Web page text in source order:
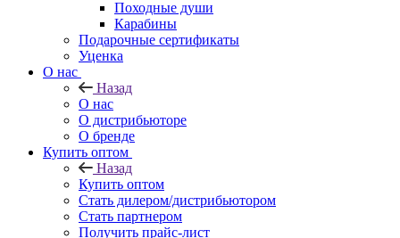
Походные души
Карабины
Подарочные сертификаты
Уценка
О нас
Назад
О нас
О дистрибьюторе
О бренде
Купить оптом
Назад
Купить оптом
Стать дилером/дистрибьютором
Стать партнером
Получить прайс-лист